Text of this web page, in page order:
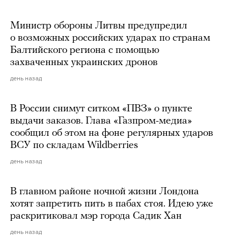
Министр обороны Литвы предупредил
о возможных российских ударах по странам
Балтийского региона с помощью
захваченных украинских дронов
день назад
В России снимут ситком «ПВЗ» о пункте
выдачи заказов. Глава «Газпром-медиа»
сообщил об этом на фоне регулярных ударов
ВСУ по складам Wildberries
день назад
В главном районе ночной жизни Лондона
хотят запретить пить в пабах стоя. Идею уже
раскритиковал мэр города Садик Хан
день назад